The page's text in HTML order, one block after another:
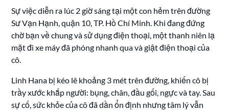
Sự việc diễn ra lúc 2 giờ sáng tại một con hẻm trên đường
Sư Vạn Hạnh, quận 10, TP. Hồ Chí Minh. Khi đang đứng
chờ bạn về chung và sử dụng điện thoại, một thanh niên lạ
mặt đi xe máy đã phóng nhanh qua và giật điện thoại của
cô.
Linh Hana bị kéo lê khoảng 3 mét trên đường, khiến cô bị
trầy xước khắp người: bụng, chân, đầu gối, ngực và tay. Sau
sự cố, sức khỏe của cô đã dần ổn định nhưng tâm lý vẫn